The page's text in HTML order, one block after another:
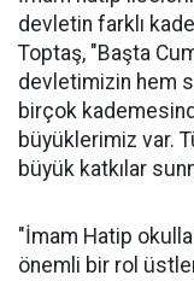
devletin farklı
Toptaş, "Başta
devletimizin hem
birçok
büyüklerimiz var.
büyük katkılar
"İmam Hatip
önemli bir rol